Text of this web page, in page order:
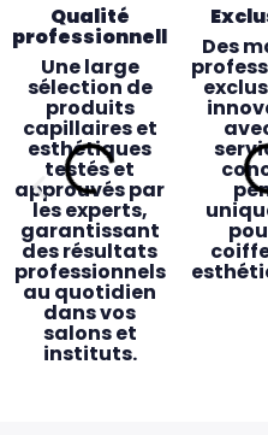
Qualité
professionnelle
Une large
sélection de
produits
capillaires et
esthétiques
testés et
approuvés par
les experts,
garantissant
des résultats
professionnels
au quotidien
dans vos
salons et
instituts.
Des